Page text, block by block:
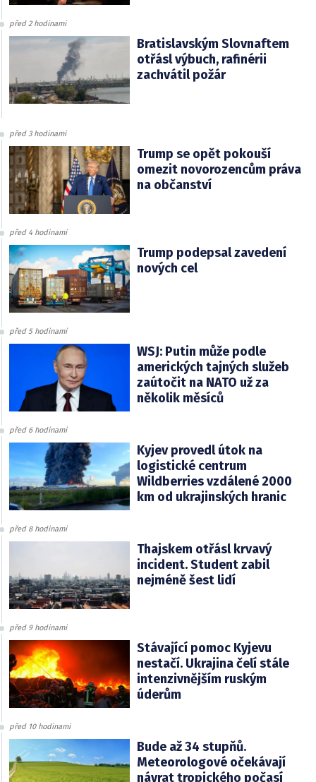
před 2 hodinami
Bratislavským Slovnaftem
otřásl výbuch, rafinérii
zachvátil požár
před 3 hodinami
Trump se opět pokouší
omezit novorozencům práva
na občanství
před 4 hodinami
Trump podepsal zavedení
nových cel
před 5 hodinami
WSJ: Putin může podle
amerických tajných služeb
zaútočit na NATO už za
několik měsíců
před 6 hodinami
Kyjev provedl útok na
logistické centrum
Wildberries vzdálené 2000
km od ukrajinských hranic
před 8 hodinami
Thajskem otřásl krvavý
incident. Student zabil
nejméně šest lidí
před 9 hodinami
Stávající pomoc Kyjevu
nestačí. Ukrajina čelí stále
intenzivnějším ruským
úderům
před 10 hodinami
Bude až 34 stupňů.
Meteorologové očekávají
návrat tropického počasí